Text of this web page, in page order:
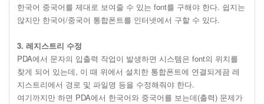
한국어 중국어를 제대로 보여줄 수 있는 font를 구해야 한다. 쉽지는
않지만 한국어/중국어 통합폰트를 인터넷에서 구할 수 있다.
3. 레지스트리 수정
PDA에서 문자의 입출력 작업이 발생하면 시스템은 font의 위치를
찾게 되어 있는데, 이 때 위에서 설치한 통합폰트에 연결되게끔 레
지스트리에서 경로 및 파일명 등을 수정해줘야 한다.
여기까지만 하면 PDA에서 한국어와 중국어를 보는데(출력) 문제가